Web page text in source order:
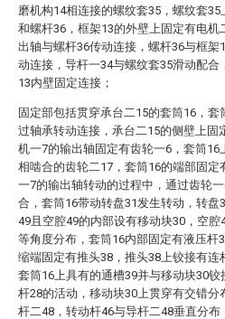
磨机构14相连接的螺纹套35，螺纹套
和螺杆36，框架13的外壁上固定有电机
出轴与螺杆36传动连接，螺杆36与框架
动连接，导杆一34与螺纹套35滑动配合
13内壁固定连接；
固定部包括贯穿承台二15的套筒16，套
过轴承转动连接，承台二15的侧壁上固
机一7的输出轴固定有齿轮一6，套筒16
相啮合的齿轮二17，套筒16的端部固定
一7的输出轴转动的过程中，通过齿轮
合，套筒16带动转盘31发生转动，转盘
49且空腔49的内部设有移动块30，空腔
等角度分布，套筒16内部固定有液压杆
缩端固定有推头38，推头38上铰接有连
套筒16上具有的通槽39并与移动块30铰
杆28的活动，移动块30上贯穿有交错分
杆二48，转动杆46与导杆二48垂直分布